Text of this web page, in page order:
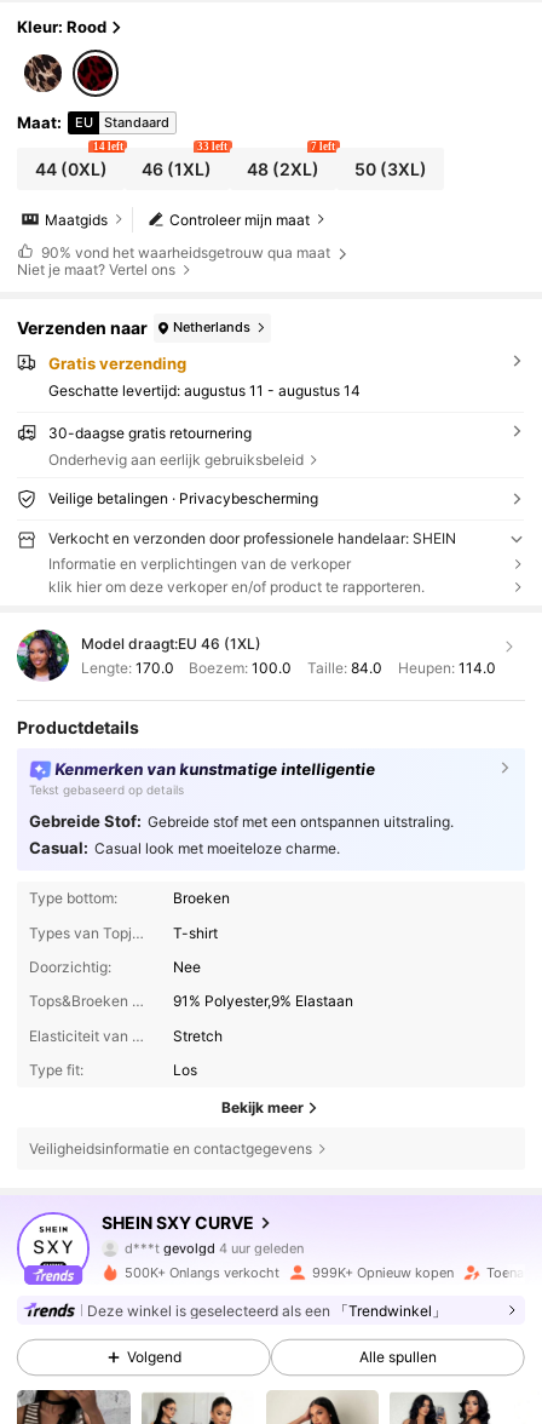
wear, Uitgaan, Makkelijk Te Combineren & Ziet Er Sl
Kleur: Rood
Maat: EU Standaard
44(0XL)
14 left
46 (1XL)
33 left
48(2XL)
7 left
50(3XL)
Controleer mijn maat
Maatgids
90% vond het waarheidsgetrouw qua maat
Niet je maat? Vertel ons
Verzenden naar Netherlands
Gratis verzending
Geschatte levertijd: augustus 11 - augustus 14
30-daagse gratis retournering
Onderhevig aan eerlijk gebruiksbeleid
Veilige betalingen · Privacybescherming
Verkocht en verzonden door professionele handelaar: SHEIN
Informatie en verplichtingen van de verkoper
klik hier om deze verkoper en/of product te rapporteren.
Model draagt:EU 46 (1XL)
Lengte: 170.0 Boezem:100.0 Taille: 84.0 Heupen: 114.0
Productdetails
Kenmerken van kunstmatige intelligentie
Tekst gebaseerd op details
Gebreide Stof: Gebreide stof met een ontspannen uitstraling.
Casual: Casual look met moeiteloze charme.
Type bottom:
Broeken
Types van Topjes:
T-shirt
Doorzichtig:
Nee
Tops&Broeken Samenstelling:
91% Polyester,9% Elastaan
Elasticiteit van de stof:
Stretch
Type fit:
Los
Bekijk meer
Veiligheidsinformatie en contactgegevens
SHEIN SXY CURVE
d***tgevolgd4 uur geleden
s***n is aan het browsen
4.84
449K Volgers
4.84 449K Volgers
500K+ Onlangs verkocht 999K+ Opnieuw kopen
Deze winkel is geselecteerd als een 「Trendwinkel」
Volgend Alle spullen